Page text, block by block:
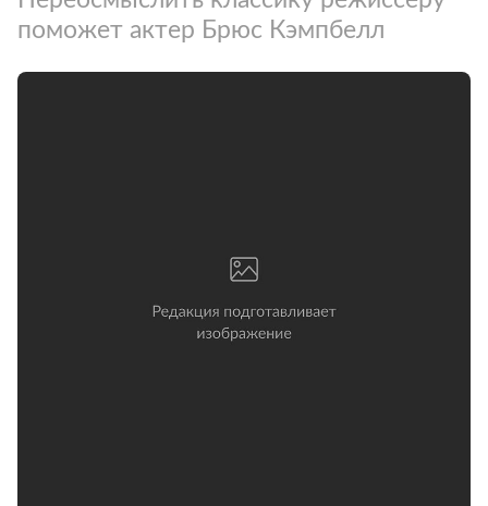
поможет актер Брюс Кэмпбелл